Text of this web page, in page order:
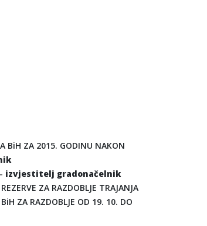
BiH ZA 2015. GODINU NAKON
izvjestitelj gradonačelnik
ZA RAZDOBLJE TRAJANJA
ZA RAZDOBLJE OD 19. 10. DO